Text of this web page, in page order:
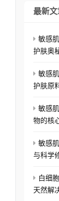
最新文
敏感
护肤奥
敏感
护肤原
敏感
物的核
敏感
与科学
白细
天然解